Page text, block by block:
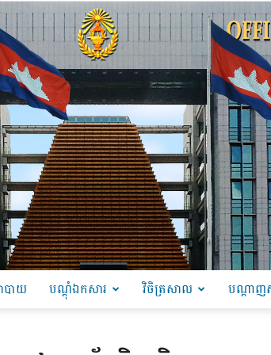
ាយ បណ្ដុំឯកសារ វិចិត្រសាល បណ្តាញ